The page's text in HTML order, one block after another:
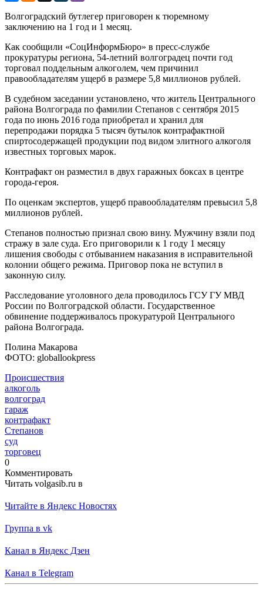
Волгоградский бутлегер приговорен к тюремному
заключению на 1 год и 1 месяц.
Как сообщили «СоцИнформБюро» в пресс-службе
прокуратуры региона, 54-летний волгоградец почти год
торговал поддельным алкоголем, чем причинил
правообладателям ущерб в размере 5,8 миллионов рублей.
В судебном заседании установлено, что житель Центрального
района Волгограда по фамилии Степанов с сентября 2015
года по июнь 2016 года приобретал и хранил для
перепродажи порядка 5 тысяч бутылок контрафактной
спиртосодержащей продукции под видом элитного алкоголя
известных торговых марок.
Контрафакт он разместил в двух гаражных боксах в центре
города-героя.
По оценкам экспертов, ущерб правообладателям превысил 5,8
миллионов рублей.
Степанов полностью признал свою вину. Мужчину взяли под
стражу в зале суда. Его приговорили к 1 году 1 месяцу
лишения свободы с отбыванием наказания в исправительной
колонии общего режима. Приговор пока не вступил в
законную силу.
Расследование уголовного дела проводилось ГСУ ГУ МВД
России по Волгоградской области. Государственное
обвинение поддерживалось прокуратурой Центрального
района Волгограда.
Полина Макарова
ФОТО: globallookpress
Происшествия
алкоголь
волгоград
гараж
контрафакт
Степанов
суд
торговец
0
Комментировать
Читать volgasib.ru в
Читайте в Яндекс Новостях
Группа в vk
Канал в Яндекс Дзен
Канал в Telegram